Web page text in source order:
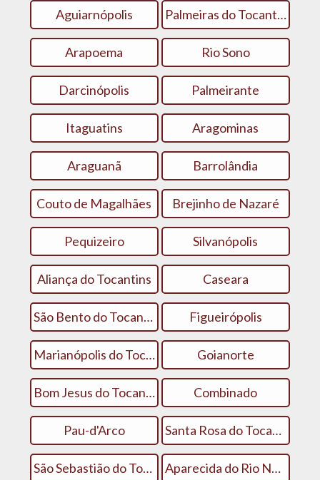
Aguiarnópolis Palmeiras do Tocantins
Arapoema Rio Sono
Darcinópolis Palmeirante
Itaguatins Aragominas
Araguanã Barrolândia
Couto de Magalhães Brejinho de Nazaré
Pequizeiro Silvanópolis
Aliança do Tocantins Caseara
São Bento do Tocantins Figueirópolis
Marianópolis do Tocantins Goianorte
Bom Jesus do Tocantins Combinado
Pau-d'Arco Santa Rosa do Tocantins
São Sebastião do Tocantins Aparecida do Rio Negro